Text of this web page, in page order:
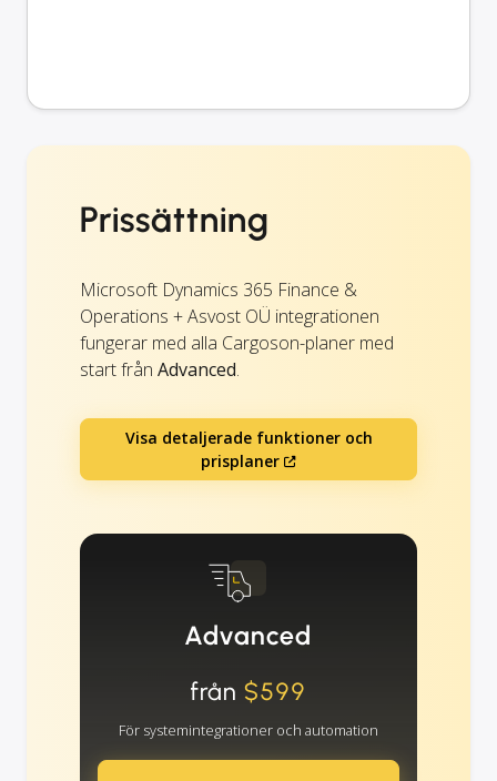
Prissättning
Microsoft Dynamics 365 Finance &
Operations + Asvost OÜ integrationen
fungerar med alla Cargoson-planer med
start från Advanced.
Visa detaljerade funktioner och
prisplaner
Advanced
från $599
För systemintegrationer och automation